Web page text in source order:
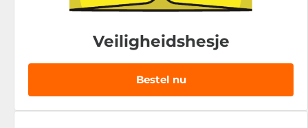
Veiligheidshesje
Bestel nu